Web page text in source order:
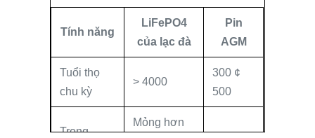
Tính năng
LiFePO4
của lạc đà
Pin
AGM
Tuổi thọ
chu kỳ
> 4000
300 ¢
500
Trọng
Mỏng hơn